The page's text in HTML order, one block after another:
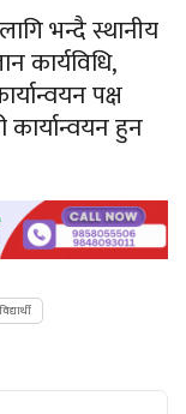
भन्दै स्थानीय
कार्यविधि,
पक्ष
कार्यान्वयनहुन